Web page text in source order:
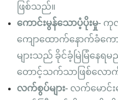
ဖြစ်သည်။
ကောင်းမွန်သောပံ့ပိုးမှု- ကုလ
ကျောထောက်နောက်ခံက
များသည် ခိုင်ခံ့မြဲမြံနေ
တောင့်သက်သာဖြစ်လော
လက်စွပ်များ- လက်မောင်း